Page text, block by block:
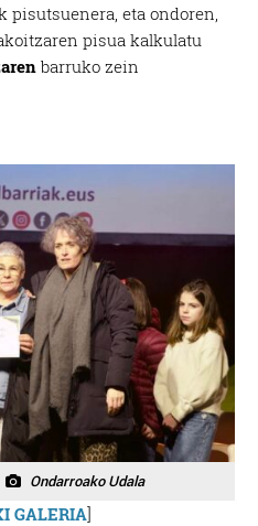
eta ondoren,
pisua kalkulatu
barruko zein
Ondarroako Udala
GALERIA]